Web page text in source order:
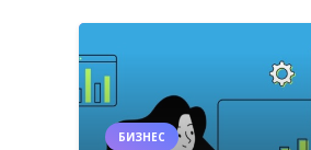
БИЗНЕС